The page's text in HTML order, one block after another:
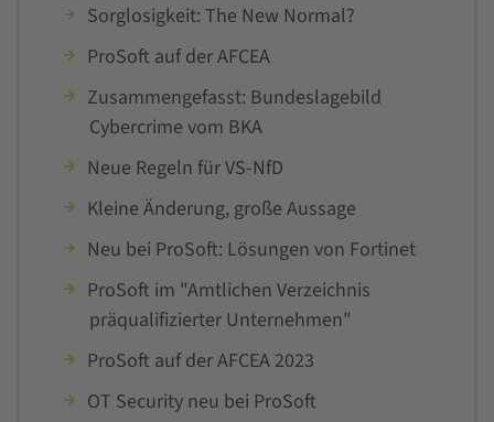
Sorglosigkeit: The New Normal?
ProSoft auf der AFCEA
Zusammengefasst: Bundeslagebild
Cybercrime vom BKA
Neue Regeln für VS-NfD
Kleine Änderung, große Aussage
Neu bei ProSoft: Lösungen von Fortinet
ProSoft im "Amtlichen Verzeichnis
präqualifizierter Unternehmen"
ProSoft auf der AFCEA 2023
OT Security neu bei ProSoft